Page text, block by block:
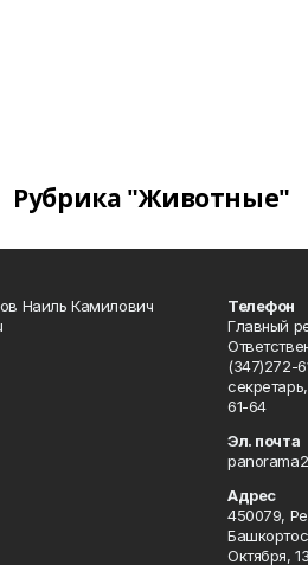
Рубрика "Животные"
Наиль Камилович
Телефон
Главный
(347)272-
61-64
Эл. почта
Адрес
450079,
Октября,